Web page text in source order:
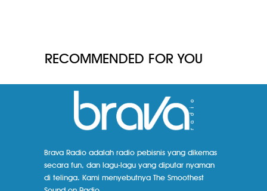
RECOMMENDED FOR YOU
Brava Radio adalah radio pebisnis yang dikemas
secara fun, dan lagu-lagu yang diputar nyaman
di telinga. Kami menyebutnya The Smoothest